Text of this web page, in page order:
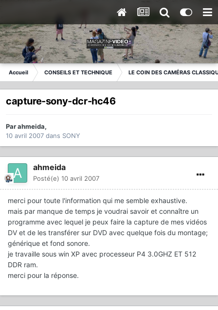
Accueil CONSEILS ET TECHNIQUE LE COIN DES CAMÉRAS
capture-sony-dcr-hc46
Parahmeida,
10 avril 2007 dans SONY
ahmeida
Posté(e) 10 avril 2007
merci pour toute l'information qui me semble exhaustive.
mais par manque de temps je voudrai savoir et connaître un
programme avec lequel je peux faire la capture de mes vidéos
DV et de les transférer sur DVD avec quelque fois du montage;
générique et fond sonore.
je travaille sous win XP avec processeur P4 3.0GHZ ET 512
DDR ram.
merci pour la réponse.